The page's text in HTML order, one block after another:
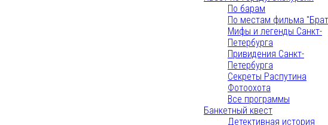
По барам
По местам фильма
Мифы и легенды Санкт-
Петербурга
Привидения Санкт-
Петербурга
Секреты Распутина
Фотоохота
Все программы
Банкетный квест
Детективная история